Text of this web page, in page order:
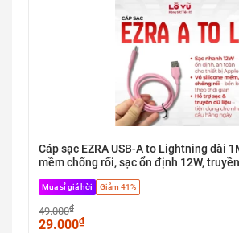
Cáp sạc EZRA USB-A to Lightning dài
mềm chống rối, sạc ổn định 12W,
Mua sỉ giá hời Giảm 41%
49.000₫
29.000₫